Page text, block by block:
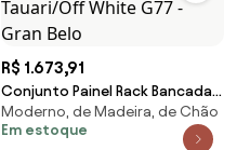
R$ 1.673,91
Conjunto Painel Rack Bancada
Singapura/Flórida TV até 75
Polegadas Tauari/Off White
Moderno, de Madeira, de Chão
Em estoque